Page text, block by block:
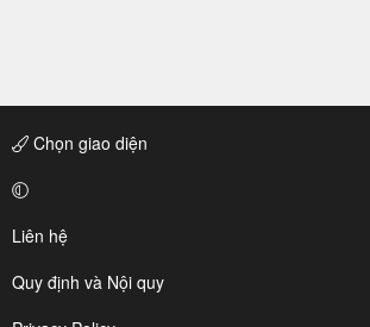
Chọn giao diện
Liên hệ
Quy định và Nội quy